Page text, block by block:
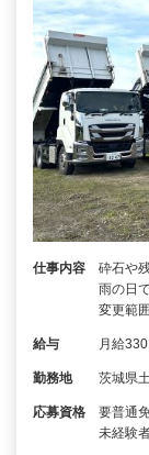
仕事内容
砕石や
雨の日
変更範
給与 月給
勤務地 茨城県
応募資格
要普通
未経験